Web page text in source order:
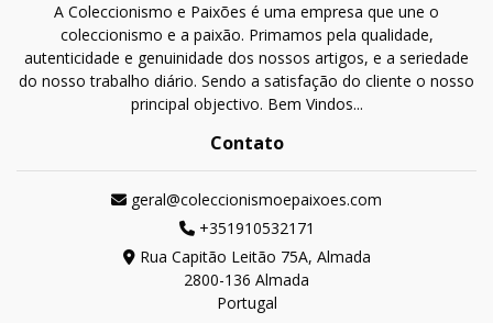
A Coleccionismo e Paixões é uma empresa que une o
coleccionismo e a paixão. Primamos pela qualidade,
autenticidade e genuinidade dos nossos artigos, e a seriedade
do nosso trabalho diário. Sendo a satisfação do cliente o nosso
principal objectivo. Bem Vindos...
Contato
geral@coleccionismoepaixoes.com
+351910532171
Rua Capitão Leitão 75A, Almada
2800-136 Almada
Portugal